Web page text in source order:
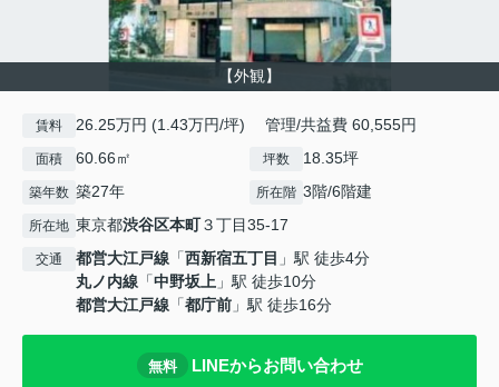
【外観】
賃料 26.25万円 (1.43万円/坪) 管理/共益費 60,555円
面積 60.66㎡ 坪数 18.35坪
築年数 築27年 所在階 3階/6階建
所在地 東京都渋谷区本町３丁目35-17
交通 都営大江戸線 「西新宿五丁目 」駅 徒歩4分
丸ノ内線 「中野坂上 」駅 徒歩10分
都営大江戸線 「都庁前 」駅 徒歩16分
無料 LINEからお問い合わせ